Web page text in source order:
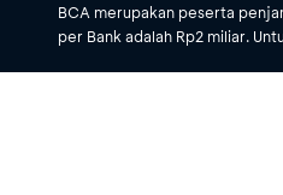
BCA merupakan peserta
per Bank adalah Rp2 miliar.